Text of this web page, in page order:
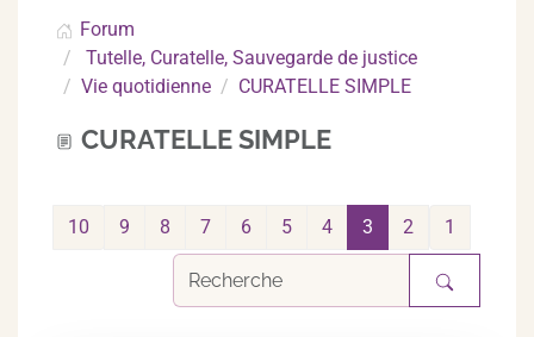
Forum
Tutelle, Curatelle, Sauvegarde de justice
Vie quotidienne
CURATELLE SIMPLE
CURATELLE SIMPLE
1
2
3
4
5
6
7
8
9
10